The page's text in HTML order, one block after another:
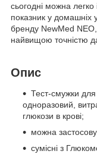
сьогодні можна
показник у домашніх
бренду NewMed NEO,
найвищою точністю
Опис
Тест-смужки
одноразовий,
глюкози в крові;
можна
сумісні з